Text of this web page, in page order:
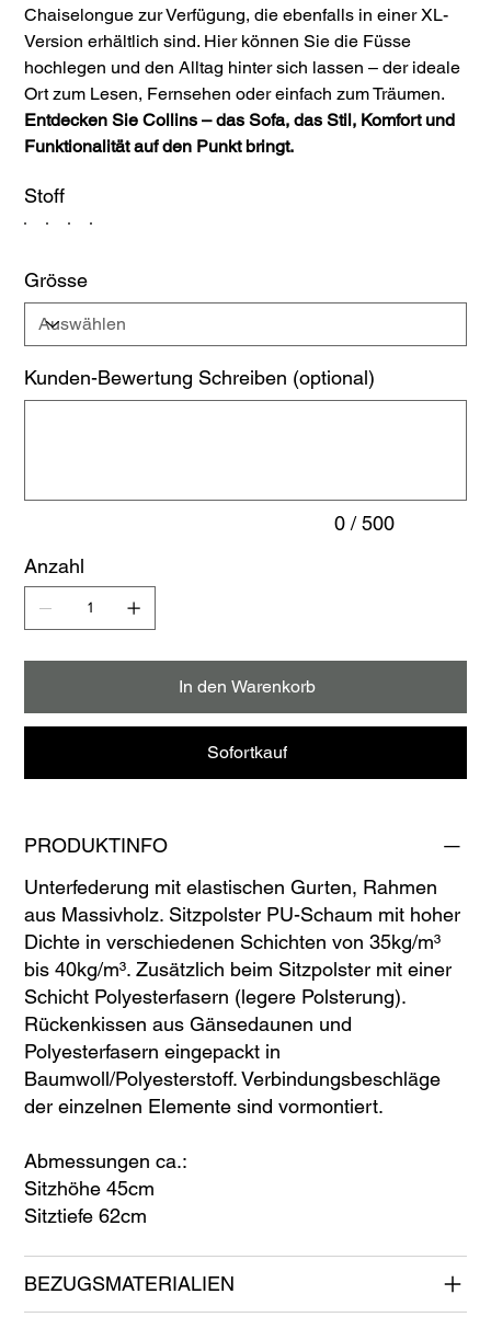
Chaiselongue zur Verfügung, die ebenfalls in einer XL-
Version erhältlich sind. Hier können Sie die Füsse
hochlegen und den Alltag hinter sich lassen – der ideale
Ort zum Lesen, Fernsehen oder einfach zum Träumen.
Entdecken Sie Collins – das Sofa, das Stil, Komfort und
Funktionalität auf den Punkt bringt.
Stoff
Grösse
Kunden-Bewertung Schreiben (optional)
0 / 500
Anzahl
In den Warenkorb
Sofortkauf
PRODUKTINFO
Unterfederung mit elastischen Gurten, Rahmen
aus Massivholz. Sitzpolster PU-Schaum mit hoher
Dichte in verschiedenen Schichten von 35kg/m³
bis 40kg/m³. Zusätzlich beim Sitzpolster mit einer
Schicht Polyesterfasern (legere Polsterung).
Rückenkissen aus Gänsedaunen und
Polyesterfasern eingepackt in
Baumwoll/Polyesterstoff. Verbindungsbeschläge
der einzelnen Elemente sind vormontiert.
Abmessungen ca.:
Sitzhöhe 45cm
Sitztiefe 62cm
BEZUGSMATERIALIEN